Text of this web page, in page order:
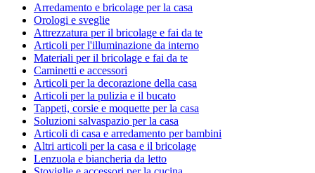
Arredamento e bricolage per la casa
Orologi e sveglie
Attrezzatura per il bricolage e fai da te
Articoli per l'illuminazione da interno
Materiali per il bricolage e fai da te
Caminetti e accessori
Articoli per la decorazione della casa
Articoli per la pulizia e il bucato
Tappeti, corsie e moquette per la casa
Soluzioni salvaspazio per la casa
Articoli di casa e arredamento per bambini
Altri articoli per la casa e il bricolage
Lenzuola e biancheria da letto